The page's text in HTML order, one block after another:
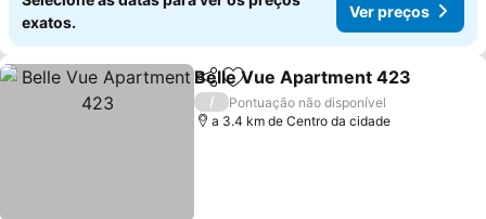
exatos.
Ver preços
PartilharAdicionar aos favoritos
Belle Vue Apartment 423
/
Pontuação não disponível
a 3.4 km de Centro da cidade